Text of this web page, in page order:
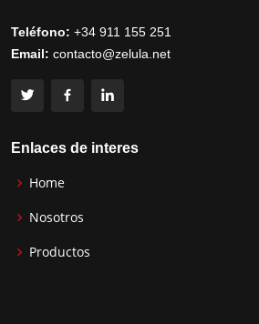
Teléfono: +34 911 155 251
Email: contacto@zelula.net
Enlaces de interes
Home
Nosotros
Productos